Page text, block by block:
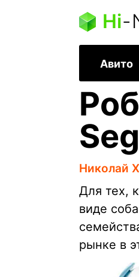
Hi-
Авито
Николай
Для тех,
виде
рынке в